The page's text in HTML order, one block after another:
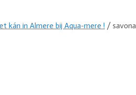
kán in Almere bij Aqua-mere ! / savona